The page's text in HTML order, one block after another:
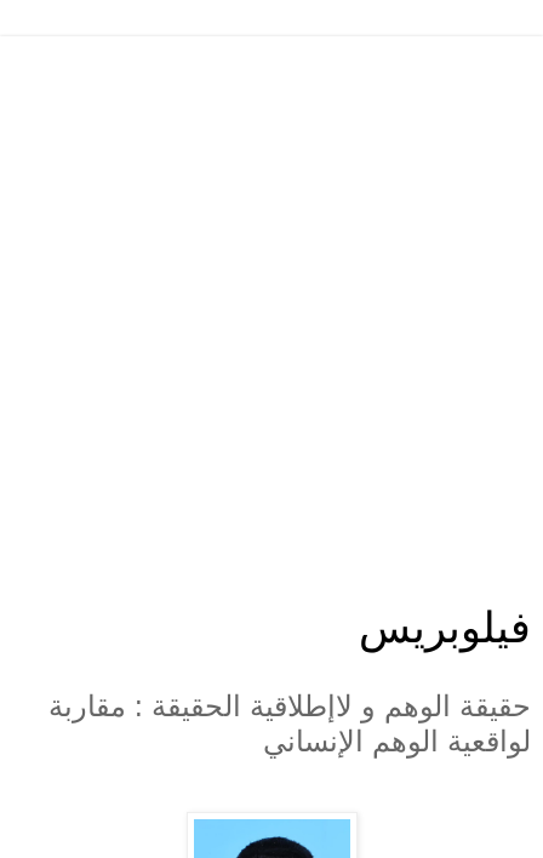
فيلوبريس
حقيقة الوهم و لاإطلاقية الحقيقة : مقاربة
لواقعية الوهم الإنساني